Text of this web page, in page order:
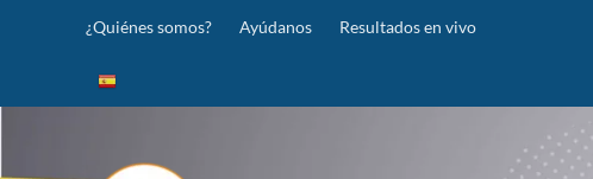
¿Quiénes somos? Ayúdanos Resultados en vivo